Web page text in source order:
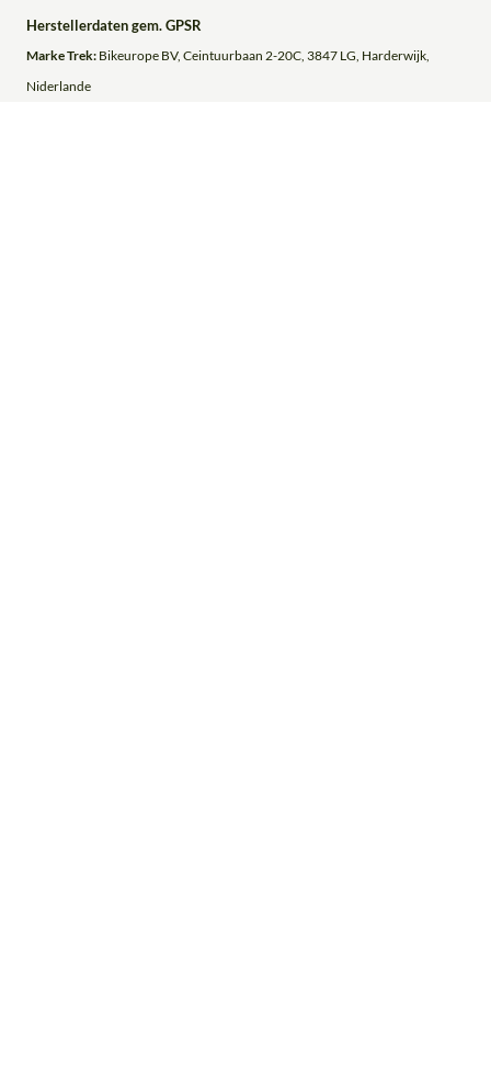
Herstellerdaten gem. GPSR
Marke Trek: Bikeurope BV, Ceintuurbaan 2-20C, 3847 LG, Harderwijk,
Niderlande